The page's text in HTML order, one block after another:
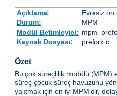
Açıklama:
Evresiz ön
Durum:
MPM
Modül Betimleyici:
Kaynak Dosyası:
prefork.c
Özet
Bu çok süreçlilik modülü (MPM)
süreç çocuk süreç havuzunu
yalıtmak için en iyi MPM’dir,